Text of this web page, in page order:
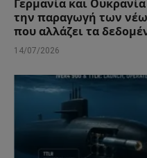
Γερμανία και
την παραγωγή των
που αλλάζει τα
14/07/2026